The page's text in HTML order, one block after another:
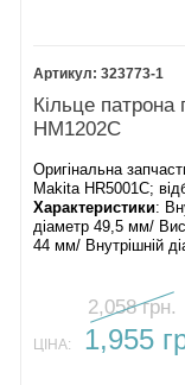
323773-1
Кільце
HM1202C
Оригінальна
Makita HR5001С;
Характеристики:
діаметр 49,5 мм/
44 мм/ Внутрішній
2,058 грн.
ЦІНА: 1,955